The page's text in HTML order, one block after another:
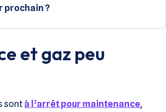
prochain ?
et gaz peu
sontà l’arrêt pour maintenance,